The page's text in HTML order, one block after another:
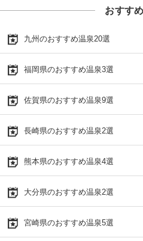
おすす
九州のおすすめ温泉20選
福岡県のおすすめ温泉3選
佐賀県のおすすめ温泉9選
長崎県のおすすめ温泉2選
熊本県のおすすめ温泉4選
大分県のおすすめ温泉2選
宮崎県のおすすめ温泉5選